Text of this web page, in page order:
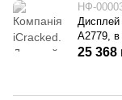
НФ-
Дисплей
A2779,
25 368